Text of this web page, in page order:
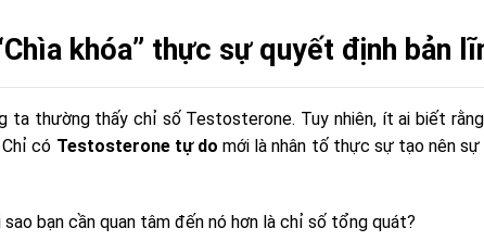
khóa” thực sự quyết định bản
ta thường thấy chỉ số Testosterone. Tuy nhiên, ít ai biết
có Testosterone tự do mới là nhân tố thực sự tạo nên
bạn cần quan tâm đến nó hơn là chỉ số tổng quát?